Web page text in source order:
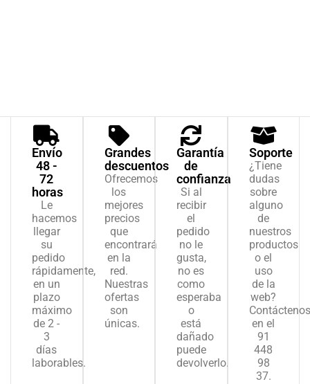
Envío
48 -
72
horas
Le
hacemos
llegar
su
pedido
rápidamente,
en un
plazo
máximo
de 2 -
3
días
laborables.
Grandes
descuentos
Ofrecemos
los
mejores
precios
que
encontrará
en la
red.
Nuestras
ofertas
son
únicas.
Garantía
de
confianza
Si al
recibir
el
pedido
no le
gusta,
no es
como
esperaba
o
está
dañado
puede
devolverlo.
Soporte
¿Tiene
dudas
sobre
alguno
de
nuestros
productos
o el
uso
de la
web?
Contáctenos
en el
91
448
98
37.